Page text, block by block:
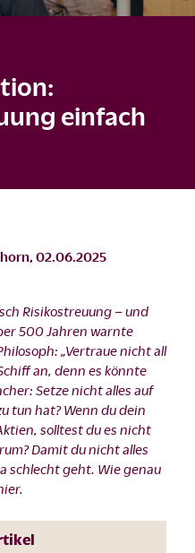
einfach
02.06.2025
Risikostreuung – und
500 Jahren warnte
„Vertraue nicht all
an, denn es könnte
Setze nicht alles auf
tun hat? Wenn du dein
solltest du es nicht
Damit du nicht alles
schlecht geht. Wie genau